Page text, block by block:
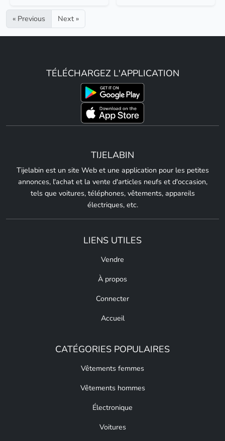
« Previous Next »
TÉLÉCHARGEZ L'APPLICATION
TIJELABIN
Tijelabin est un site Web et une application pour les petites
annonces, l'achat et la vente d'articles neufs et d'occasion,
tels que voitures, téléphones, vêtements, appareils
électriques, etc.
LIENS UTILES
Vendre
À propos
Connecter
Accueil
CATÉGORIES POPULAIRES
Vêtements femmes
Vêtements hommes
Électronique
Voitures